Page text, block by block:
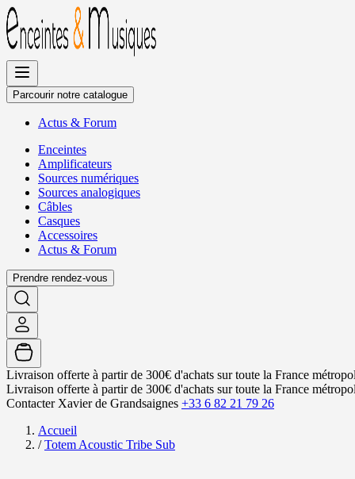
Allez
au
contenu
Parcourir notre catalogue
Actus & Forum
Enceintes
Amplificateurs
Sources numériques
Sources analogiques
Câbles
Casques
Accessoires
Actus & Forum
Prendre rendez-vous
Livraison offerte à partir de 300€ d'achats sur toute la France
Livraison offerte à partir de 300€ d'achats sur toute la France
Contacter Xavier de Grandsaignes +33 6 82 21 79 26
Accueil
/ Totem Acoustic Tribe Sub